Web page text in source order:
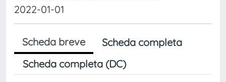
2022-01-01
Scheda breve
Scheda completa
Scheda completa (DC)